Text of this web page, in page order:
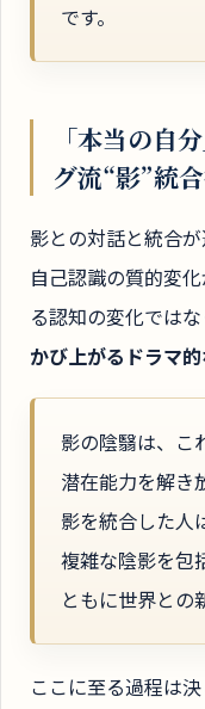
です。
「本当の自
グ流“影”統
影との対話と統合
自己認識の質的変
る認知の変化ではな
かび上がるドラマ
影の陰翳は、こ
潜在能力を解き
影を統合した人
複雑な陰影を包
ともに世界との
ここに至る過程は